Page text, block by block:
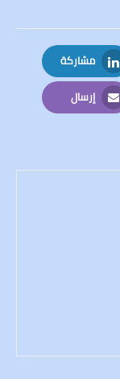
مشاركة
LinkedIn
إرسال
Email